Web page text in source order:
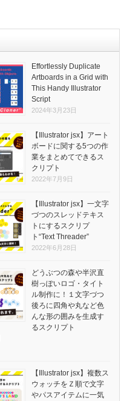
Effortlessly Duplicate
Artboards in a Grid with
This Handy Illustrator
Script
2024年3月23日
【Illustrator jsx】アート
ボードに関する5つの作
業をまとめてできるス
クリプト
2022年7月9日
【Illustrator jsx】一文字
づつのスレッドテキス
トにするスクリプ
ト“Text Threader”
2022年6月28日
どうぶつの森や半沢直
樹っぽいロゴ・タイト
ル制作に！１文字づつ
後ろに四角や丸など色
んな形の囲みを生成す
るスクリプト
【Illustrator jsx】複数ス
ウォッチをＺ順で文字
やパスアイテムに一気